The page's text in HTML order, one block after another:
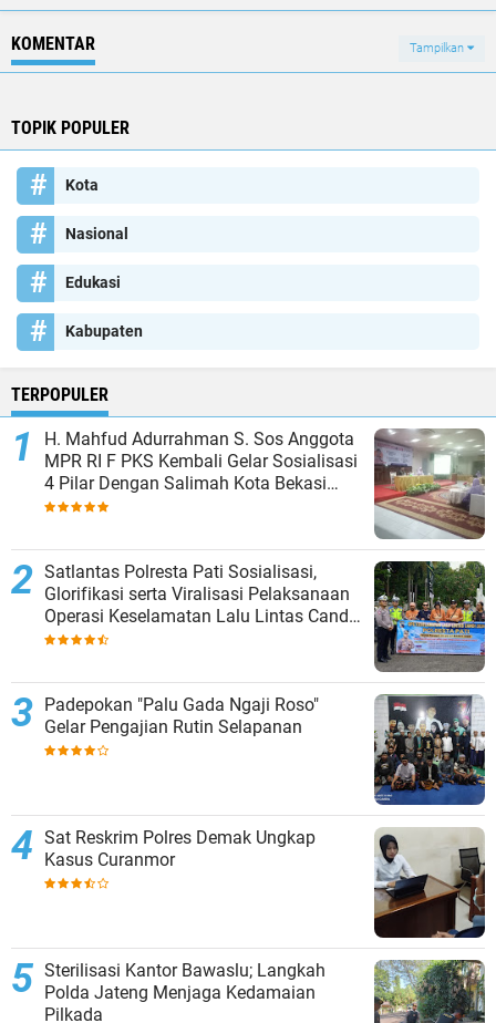
KOMENTAR Tampilkan
TOPIK POPULER
Kota
Nasional
Edukasi
Kabupaten
TERPOPULER
H. Mahfud Adurrahman S. Sos Anggota
MPR RI F PKS Kembali Gelar Sosialisasi
4 Pilar Dengan Salimah Kota Bekasi
pada Masa Reses
Satlantas Polresta Pati Sosialisasi,
Glorifikasi serta Viralisasi Pelaksanaan
Operasi Keselamatan Lalu Lintas Candi
2024
Padepokan "Palu Gada Ngaji Roso"
Gelar Pengajian Rutin Selapanan
Sat Reskrim Polres Demak Ungkap
Kasus Curanmor
Sterilisasi Kantor Bawaslu; Langkah
Polda Jateng Menjaga Kedamaian
Pilkada